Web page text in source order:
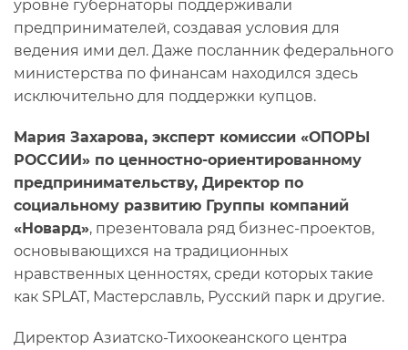
уровне губернаторы поддерживали
предпринимателей, создавая условия для
ведения ими дел. Даже посланник федерального
министерства по финансам находился здесь
исключительно для поддержки купцов.
Мария Захарова, эксперт комиссии «ОПОРЫ
РОССИИ» по ценностно-ориентированному
предпринимательству, Директор по
социальному развитию Группы компаний
«Новард», презентовала ряд бизнес-проектов,
основывающихся на традиционных
нравственных ценностях, среди которых такие
как SPLAT, Мастерславль, Русский парк и другие.
Директор Азиатско-Тихоокеанского центра